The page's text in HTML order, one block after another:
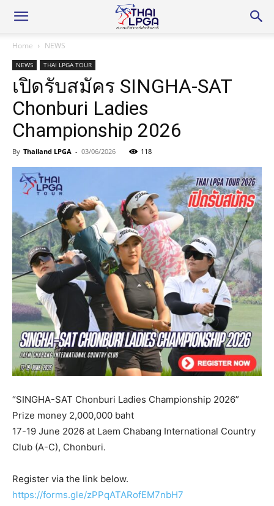
Home NEWS
NEWS THAI LPGA TOUR
เปิดรับสมัคร SINGHA-SAT
Chonburi Ladies
Championship 2026
By Thailand LPGA - 03/06/2026 118
“SINGHA-SAT Chonburi Ladies Championship 2026”
Prize money 2,000,000 baht
17-19 June 2026 at Laem Chabang International Country
Club (A-C), Chonburi.
Register via the link below.
https://forms.gle/zPPqATARofEM7nbH7